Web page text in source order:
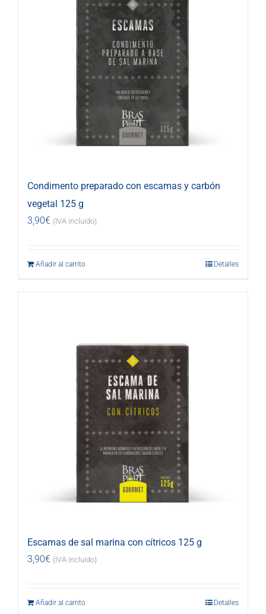
Condimento preparado con escamas y carbón
vegetal 125 g
3,90€ (IVA incluido)
Añadir al carrito Detalles
Escamas de sal marina con cítricos 125 g
3,90€ (IVA incluido)
Añadir al carrito Detalles